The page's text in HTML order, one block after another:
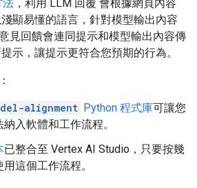
法 ，利用 LLM 回覆 會根據網頁內容
顯易懂的語言，針對模型輸出內容
見回饋會連同提示和模型輸出內容傳
示，讓提示更符合您預期的行為。
alignment Python 程式庫可讓您
入軟體和工作流程。
已整合至 Vertex AI Studio，只要按幾
這個工作流程。